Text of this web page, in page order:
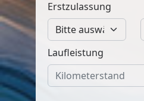
Erstzulassung
Laufleistung